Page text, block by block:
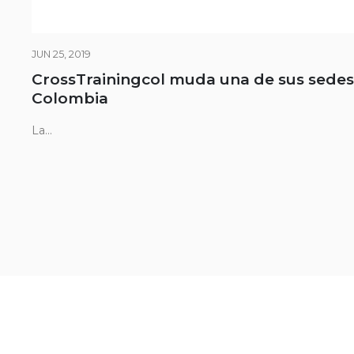
JUN 25, 2019
CrossTrainingcol muda una de sus
Colombia
La...